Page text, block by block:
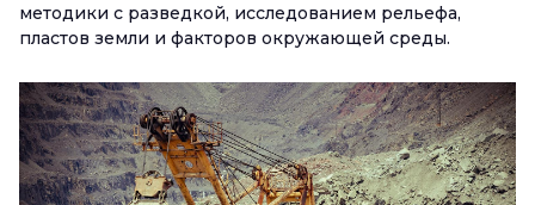
методики с разведкой, исследованием рельефа,
пластов земли и факторов окружающей среды.